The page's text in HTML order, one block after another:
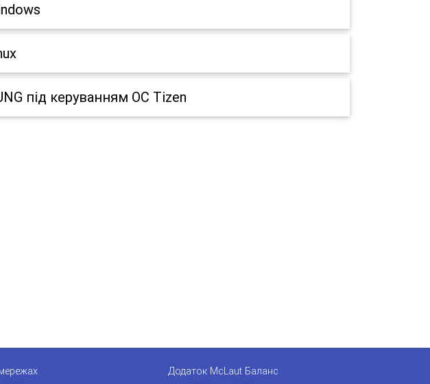
під керуванням ОС Tizen
Додаток McLaut Баланс